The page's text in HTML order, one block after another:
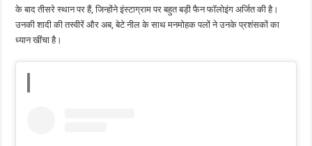
के बाद तीसरे स्थान पर हैं, जिन्होंने इंस्टाग्राम पर बहुत बड़ी फैन फॉलोइंग अर्जित की है।
उनकी शादी की तस्वीरें और अब, बेटे नील के साथ मनमोहक पलों ने उनके प्रशंसकों का
ध्यान खींचा है।